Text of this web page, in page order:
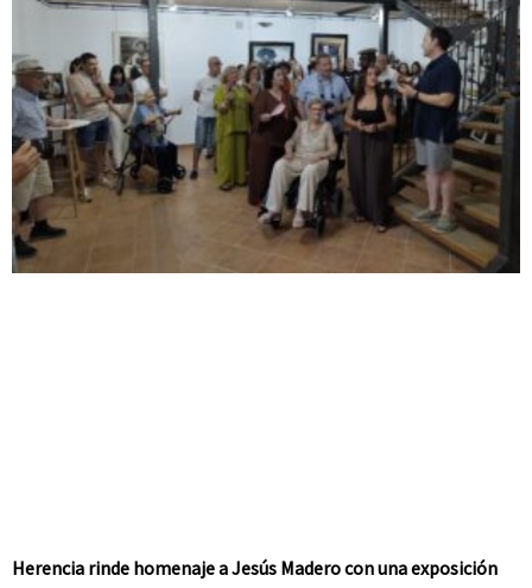
Herencia rinde homenaje a Jesús Madero con una exposición